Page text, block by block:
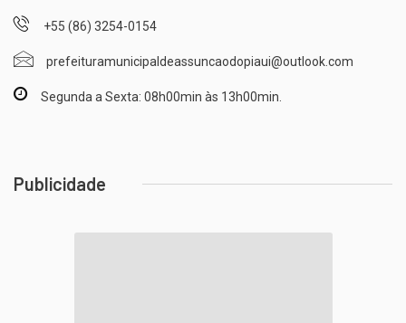
+55 (86) 3254-0154
prefeituramunicipaldeassuncaodopiaui@outlook.com
Segunda a Sexta: 08h00min às 13h00min.
Publicidade